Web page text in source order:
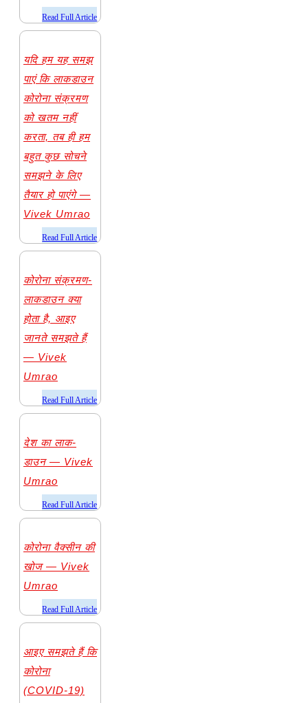
​Read Full Article
यदि हम यह समझ
पाएं कि लाकडाउन
कोरोना संक्रमण
को खतम नहीं
करता, तब ही हम
बहुत कुछ सोचने
समझने के लिए
तैयार हो पाएंगे —
Vivek Umrao
​Read Full Article
कोरोना संक्रमण-
लाकडाउन क्या
होता है, आइए
जानते समझते हैं
— Vivek
Umrao
​Read Full Article
देश का लाक-
डाउन — Vivek
Umrao
​Read Full Article
कोरोना वैक्सीन की
खोज — Vivek
Umrao
​Read Full Article
आइए समझते हैं कि
कोरोना
(COVID-19)